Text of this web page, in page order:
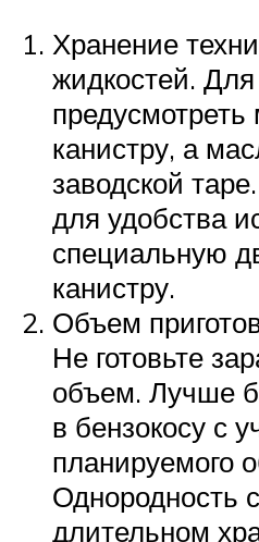
Хранение
жидкостей.
канистру, а
заводской
для удобства
специальную
канистру.
Объем
Не готовьте
объем. Лучше
в бензокосу с
планируемого
Однородность
длительном